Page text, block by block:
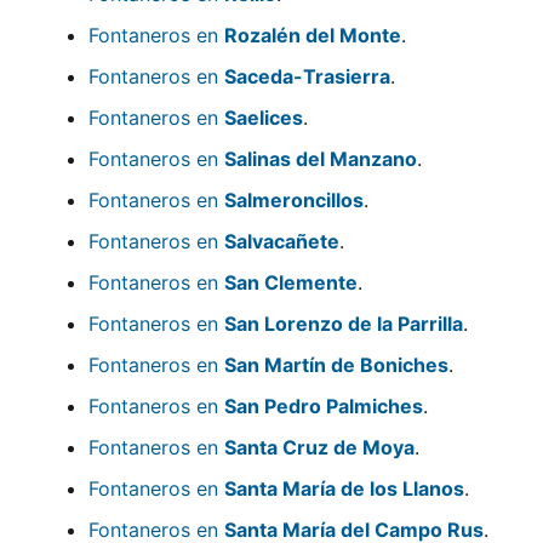
Fontaneros en Rozalén del Monte.
Fontaneros en Saceda-Trasierra.
Fontaneros en Saelices.
Fontaneros en Salinas del Manzano.
Fontaneros en Salmeroncillos.
Fontaneros en Salvacañete.
Fontaneros en San Clemente.
Fontaneros en San Lorenzo de la Parrilla.
Fontaneros en San Martín de Boniches.
Fontaneros en San Pedro Palmiches.
Fontaneros en Santa Cruz de Moya.
Fontaneros en Santa María de los Llanos.
Fontaneros en Santa María del Campo Rus.